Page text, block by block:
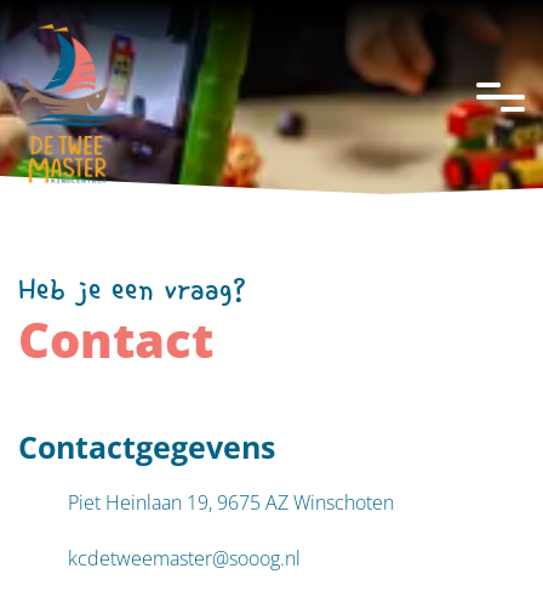
overslaan
Heb je een vraag?
Contact
Contactgegevens
Piet Heinlaan 19,9675 AZWinschoten
kcdetweemaster@sooog.nl